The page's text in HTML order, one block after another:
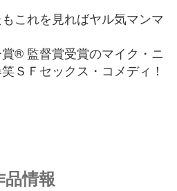
これを見ればヤル気マンマ
® 監督賞受賞のマイク・ニ
ＳＦセックス・コメディ！
品情報